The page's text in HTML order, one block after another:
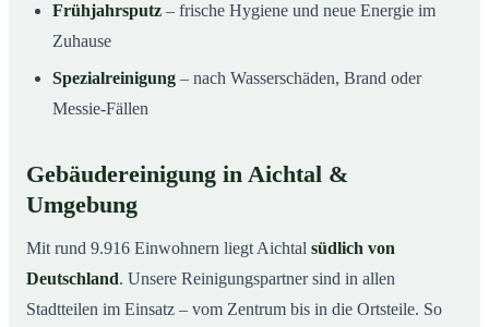
Frühjahrsputz – frische Hygiene und neue Energie im
Zuhause
Spezialreinigung – nach Wasserschäden, Brand oder
Messie-Fällen
Gebäudereinigung in Aichtal &
Umgebung
Mit rund 9.916 Einwohnern liegt Aichtal südlich von
Deutschland. Unsere Reinigungspartner sind in allen
Stadtteilen im Einsatz – vom Zentrum bis in die Ortsteile. So